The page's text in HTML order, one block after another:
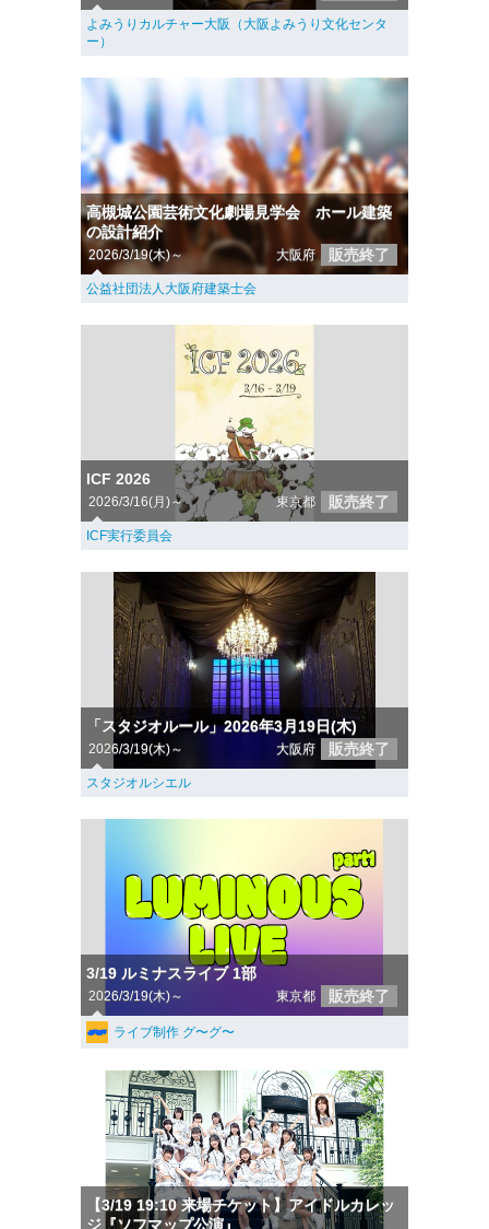
よみうりカルチャー大阪（大阪よみうり文化センタ
ー）
高槻城公園芸術文化劇場見学会 ホール建築
の設計紹介
2026/3/19(木)～ 大阪府 販売終了
公益社団法人大阪府建築士会
ICF 2026
2026/3/16(月)～ 東京都 販売終了
ICF実行委員会
「スタジオルール」2026年3月19日(木)
2026/3/19(木)～ 大阪府 販売終了
スタジオルシエル
3/19 ルミナスライブ 1部
2026/3/19(木)～ 東京都 販売終了
ライブ制作 グ〜グ〜
【3/19 19:10 来場チケット】アイドルカレッ
ジ『ソフマップ公演』